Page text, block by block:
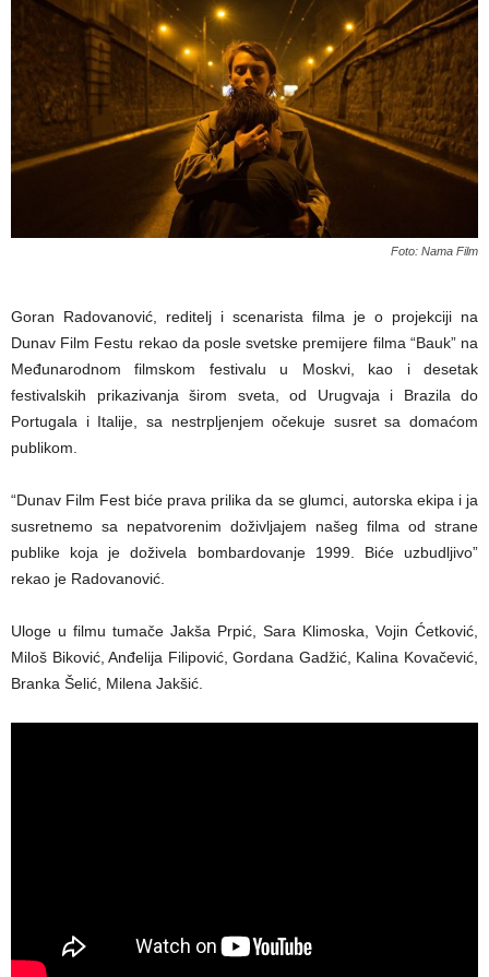
Foto: Nama Film
Goran Radovanović, reditelj i scenarista filma je o projekciji na
Dunav Film Festu rekao da posle svetske premijere filma “Bauk” na
Međunarodnom filmskom festivalu u Moskvi, kao i desetak
festivalskih prikazivanja širom sveta, od Urugvaja i Brazila do
Portugala i Italije, sa nestrpljenjem očekuje susret sa domaćom
publikom.
“Dunav Film Fest biće prava prilika da se glumci, autorska ekipa i ja
susretnemo sa nepatvorenim doživljajem našeg filma od strane
publike koja je doživela bombardovanje 1999. Biće uzbudljivo”
rekao je Radovanović.
Uloge u filmu tumače Jakša Prpić, Sara Klimoska, Vojin Ćetković,
Miloš Biković, Anđelija Filipović, Gordana Gadžić, Kalina Kovačević,
Branka Šelić, Milena Jakšić.